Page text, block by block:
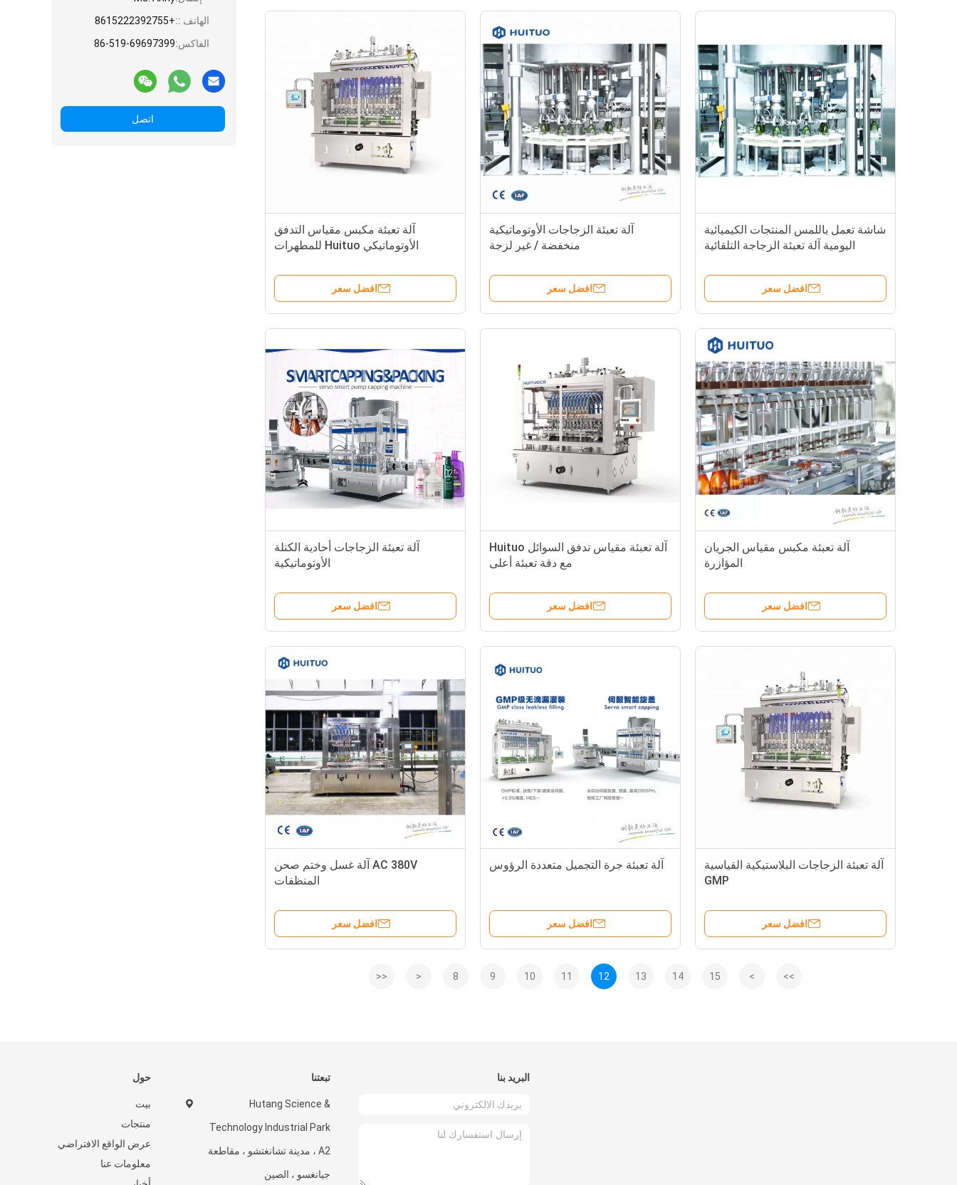
الهاتف ::+8615222392755
الفاكس:86-519-69697399
اتصل
آلة تعبئة مكبس مقياس التدفق
الأوتوماتيكي Huituo للمطهرات
افضل سعر
آلة تعبئة الزجاجات الأوتوماتيكية
منخفضة / غير لزجة
افضل سعر
شاشة تعمل باللمس المنتجات الكيميائية
اليومية آلة تعبئة الزجاجة التلقائية
افضل سعر
آلة تعبئة الزجاجات أحادية الكتلة
الأوتوماتيكية
افضل سعر
آلة تعبئة مقياس تدفق السوائل Huituo
مع دقة تعبئة أعلى
افضل سعر
آلة تعبئة مكبس مقياس الجريان
المؤازرة
افضل سعر
AC 380V آلة غسل وختم صحن
المنظفات
افضل سعر
آلة تعبئة جرة التجميل متعددة الرؤوس
افضل سعر
آلة تعبئة الزجاجات البلاستيكية القياسية
GMP
افضل سعر
<< < 8 9 10 11 12 13 14 15 > >>
حول
بيت
منتجات
عرض الواقع الافتراضي
معلومات عنا
تبعتنا
Hutang Science &
Technology Industrial Park
A2 ، مدينة تشانغتشو ، مقاطعة
جيانغسو ، الصين
البريد بنا